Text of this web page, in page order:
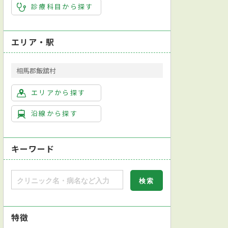
診療科目から探す
エリア・駅
相馬郡飯舘村
エリアから探す
沿線から探す
キーワード
特徴